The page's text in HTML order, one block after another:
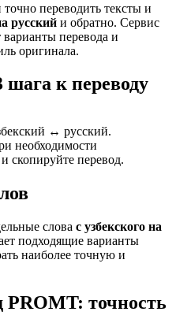
переводить тексты и
русский и обратно. Сервис
варианты перевода и
оригинала.
шага к переводу
↔ русский.
необходимости
и скопируйте перевод.
слова с узбекского на
подходящие варианты
наиболее точную и
точность